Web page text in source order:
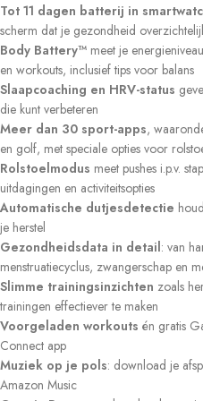
Tot 11 dagen batterij in
scherm dat je gezondheid
Body Battery™ meet je
en workouts, inclusief tips voor balans
Slaapcoaching en HRV-status
die kunt verbeteren
Meer dan 30 sport-apps,
en golf, met speciale opties voor
Rolstoelmodus meet pushes i.p.v.
uitdagingen en activiteitsopties
Automatische dutjesdetectie
je herstel
Gezondheidsdata in detail: van
menstruatiecyclus, zwangerschap en
Slimme trainingsinzichten zoals
trainingen effectiever te maken
Voorgeladen workouts én gratis
Connect app
Muziek op je pols: download je
Amazon Music